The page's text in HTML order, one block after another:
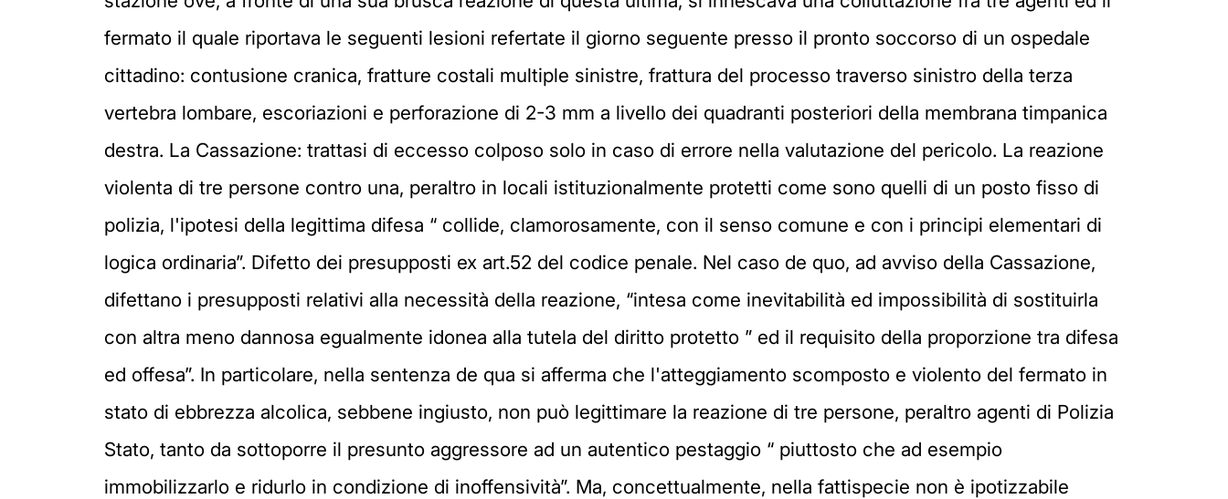
fermato il quale riportava le seguenti lesioni refertate il giorno seguente presso il pronto soccorso di un ospedale
cittadino: contusione cranica, fratture costali multiple sinistre, frattura del processo traverso sinistro della terza
vertebra lombare, escoriazioni e perforazione di 2-3 mm a livello dei quadranti posteriori della membrana timpanica
destra. La Cassazione: trattasi di eccesso colposo solo in caso di errore nella valutazione del pericolo. La reazione
violenta di tre persone contro una, peraltro in locali istituzionalmente protetti come sono quelli di un posto fisso di
polizia, l'ipotesi della legittima difesa “ collide, clamorosamente, con il senso comune e con i principi elementari di
logica ordinaria”. Difetto dei presupposti ex art.52 del codice penale. Nel caso de quo, ad avviso della Cassazione,
difettano i presupposti relativi alla necessità della reazione, “intesa come inevitabilità ed impossibilità di sostituirla
con altra meno dannosa egualmente idonea alla tutela del diritto protetto ” ed il requisito della proporzione tra difesa
ed offesa”. In particolare, nella sentenza de qua si afferma che l'atteggiamento scomposto e violento del fermato in
stato di ebbrezza alcolica, sebbene ingiusto, non può legittimare la reazione di tre persone, peraltro agenti di Polizia
Stato, tanto da sottoporre il presunto aggressore ad un autentico pestaggio “ piuttosto che ad esempio
immobilizzarlo e ridurlo in condizione di inoffensività”. Ma, concettualmente, nella fattispecie non è ipotizzabile